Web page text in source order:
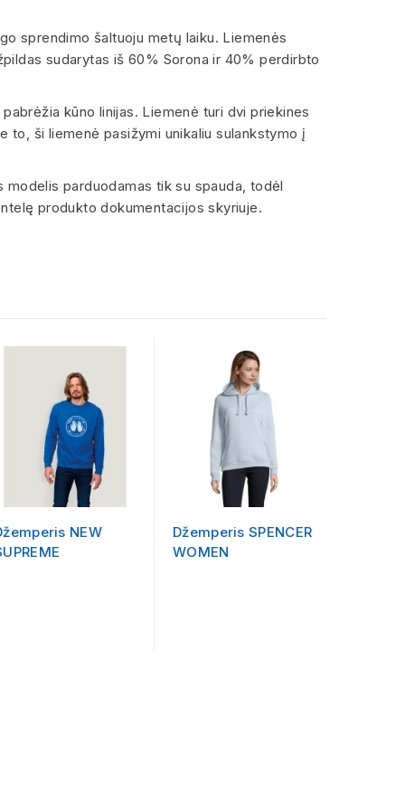
sprendimo šaltuoju metų laiku. Liemenės
sudarytas iš 60% Sorona ir 40% perdirbto
kūno linijas. Liemenė turi dvi priekines
to, ši liemenė pasižymi unikaliu sulankstymo į
parduodamas tik su spauda, todėl
produkto dokumentacijos skyriuje.
NEW
Džemperis SPENCER
WOMEN